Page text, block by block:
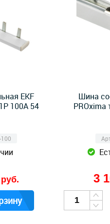
EKF
100А 54
руб.
Шина
PROxima
3